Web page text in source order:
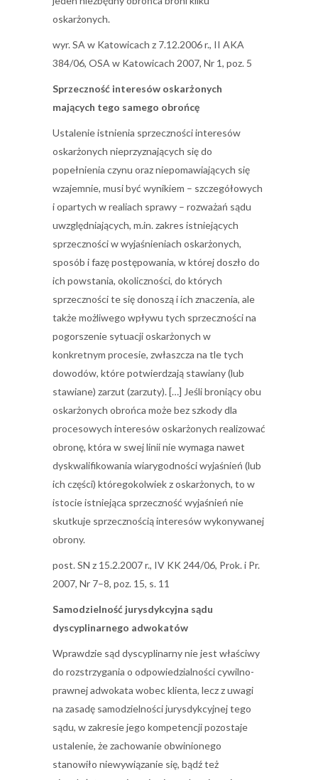
oskarżonych.
wyr. SA w Katowicach z 7.12.2006 r., II AKA
384/06, OSA w Katowicach 2007, Nr 1, poz. 5
Sprzeczność interesów oskarżonych
mających tego samego obrońcę
Ustalenie istnienia sprzeczności interesów
oskarżonych nieprzyznających się do
popełnienia czynu oraz niepomawiających się
wzajemnie, musi być wynikiem – szczegółowych
i opartych w realiach sprawy – rozważań sądu
uwzględniających, m.in. zakres istniejących
sprzeczności w wyjaśnieniach oskarżonych,
sposób i fazę postępowania, w której doszło do
ich powstania, okoliczności, do których
sprzeczności te się donoszą i ich znaczenia, ale
także możliwego wpływu tych sprzeczności na
pogorszenie sytuacji oskarżonych w
konkretnym procesie, zwłaszcza na tle tych
dowodów, które potwierdzają stawiany (lub
stawiane) zarzut (zarzuty). […] Jeśli broniący obu
oskarżonych obrońca może bez szkody dla
procesowych interesów oskarżonych realizować
obronę, która w swej linii nie wymaga nawet
dyskwalifikowania wiarygodności wyjaśnień (lub
ich części) któregokolwiek z oskarżonych, to w
istocie istniejąca sprzeczność wyjaśnień nie
skutkuje sprzecznością interesów wykonywanej
obrony.
post. SN z 15.2.2007 r., IV KK 244/06, Prok. i Pr.
2007, Nr 7–8, poz. 15, s. 11
Samodzielność jurysdykcyjna sądu
dyscyplinarnego adwokatów
Wprawdzie sąd dyscyplinarny nie jest właściwy
do rozstrzygania o odpowiedzialności cywilno-
prawnej adwokata wobec klienta, lecz z uwagi
na zasadę samodzielności jurysdykcyjnej tego
sądu, w zakresie jego kompetencji pozostaje
ustalenie, że zachowanie obwinionego
stanowiło niewywiązanie się, bądź też